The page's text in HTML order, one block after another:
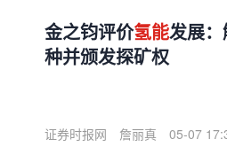
金之钧评价氢能发展
种并颁发探矿权
证券时报网 詹丽真 05-07